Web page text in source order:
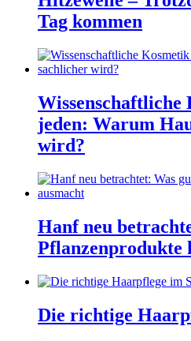
Tag kommen
jeden: Warum
wird?
Hanf neu
Pflanzenprodukte
Die richtige